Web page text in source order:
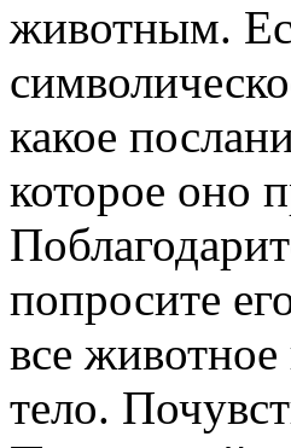
животным.
какое
которое оно
попросите
все
тело.